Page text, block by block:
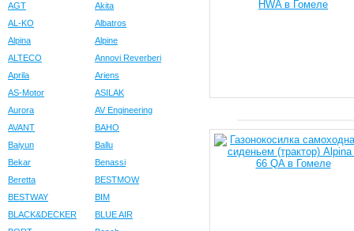
AGT
Akita
AL-KO
Albatros
Alpina
Alpine
ALTECO
Annovi Reverberi
Aprila
Ariens
AS-Motor
ASILAK
Aurora
AV Engineering
AVANT
BAHO
Baiyun
Ballu
Bekar
Benassi
Beretta
BESTMOW
BESTWAY
BIM
BLACK&DECKER
BLUE AIR